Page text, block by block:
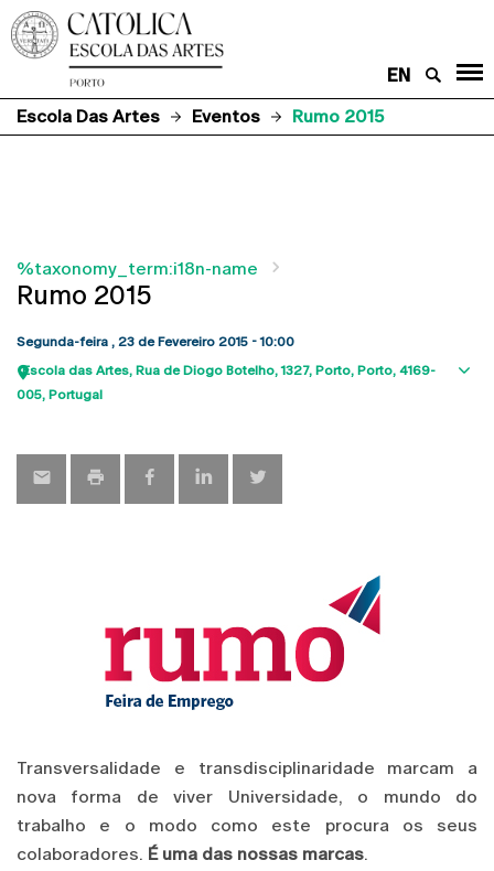
EN
Escola Das Artes
Eventos Rumo 2015
%taxonomy_term:i18n-name
Rumo 2015
Segunda-feira , 23 de Fevereiro 2015 - 10:00
Escola das Artes Rua de Diogo Botelho, 1327 Porto Porto 4169-
005 Portugal
Transversalidade e transdisciplinaridade marcam a
nova forma de viver Universidade, o mundo do
trabalho e o modo como este procura os seus
colaboradores. É uma das nossas marcas.